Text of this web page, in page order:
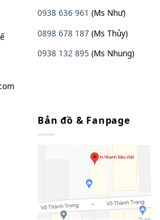
0938 636 961 (Ms Như)
0898 678 187 (Ms Thủy)
0938 132 895 (Ms Nhung)
Bản đồ & Fanpage